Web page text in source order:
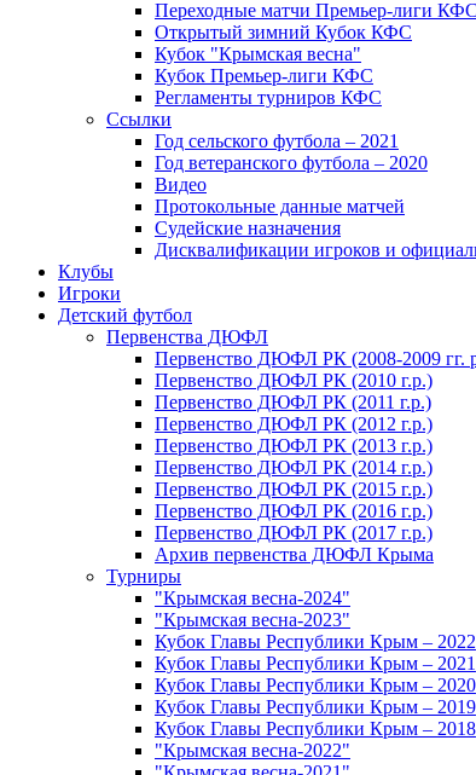
Переходные матчи Премьер-лиги КФС
Открытый зимний Кубок КФС
Кубок "Крымская весна"
Кубок Премьер-лиги КФС
Регламенты турниров КФС
Ссылки
Год сельского футбола – 2021
Год ветеранского футбола – 2020
Видео
Протокольные данные матчей
Судейские назначения
Дисквалификации игроков и
Клубы
Игроки
Детский футбол
Первенства ДЮФЛ
Первенство ДЮФЛ РК (2008-2009 гг.
Первенство ДЮФЛ РК (2010 г.р.)
Первенство ДЮФЛ РК (2011 г.р.)
Первенство ДЮФЛ РК (2012 г.р.)
Первенство ДЮФЛ РК (2013 г.р.)
Первенство ДЮФЛ РК (2014 г.р.)
Первенство ДЮФЛ РК (2015 г.р.)
Первенство ДЮФЛ РК (2016 г.р.)
Первенство ДЮФЛ РК (2017 г.р.)
Архив первенства ДЮФЛ Крыма
Турниры
"Крымская весна-2024"
"Крымская весна-2023"
Кубок Главы Республики Крым – 2022
Кубок Главы Республики Крым – 2021
Кубок Главы Республики Крым – 2020
Кубок Главы Республики Крым – 2019
Кубок Главы Республики Крым – 2018
"Крымская весна-2022"